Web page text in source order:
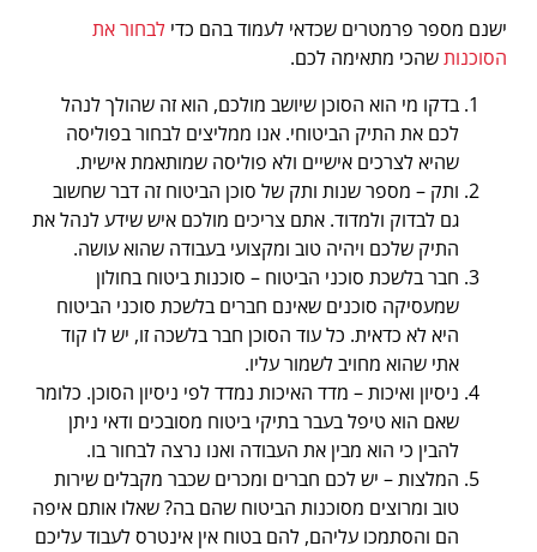
ישנם מספר פרמטרים שכדאי לעמוד בהם כדי לבחור את
הסוכנותשהכי מתאימה לכם.
בדקו מי הוא הסוכן שיושב מולכם, הוא זה שהולך לנהל
לכם את התיק הביטוחי. אנו ממליצים לבחור בפוליסה
שהיא לצרכים אישיים ולא פוליסה שמותאמת אישית.
ותק – מספר שנות ותק של סוכן הביטוח זה דבר שחשוב
גם לבדוק ולמדוד. אתם צריכים מולכם איש שידע לנהל את
התיק שלכם ויהיה טוב ומקצועי בעבודה שהוא עושה.
חבר בלשכת סוכני הביטוח – סוכנות ביטוח בחולון
שמעסיקה סוכנים שאינם חברים בלשכת סוכני הביטוח
היא לא כדאית. כל עוד הסוכן חבר בלשכה זו, יש לו קוד
אתי שהוא מחויב לשמור עליו.
ניסיון ואיכות – מדד האיכות נמדד לפי ניסיון הסוכן. כלומר
שאם הוא טיפל בעבר בתיקי ביטוח מסובכים ודאי ניתן
להבין כי הוא מבין את העבודה ואנו נרצה לבחור בו.
המלצות – יש לכם חברים ומכרים שכבר מקבלים שירות
טוב ומרוצים מסוכנות הביטוח שהם בה? שאלו אותם איפה
הם והסתמכו עליהם, להם בטוח אין אינטרס לעבוד עליכם